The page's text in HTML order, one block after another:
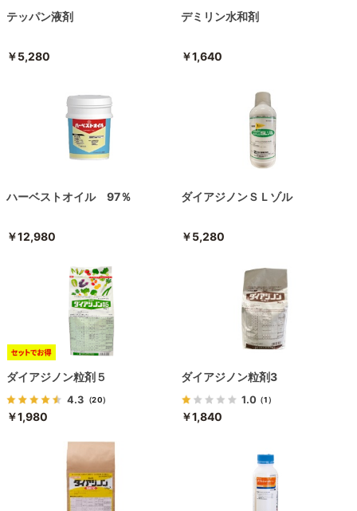
テッパン液剤
￥5,280
デミリン水和剤
￥1,640
ハーベストオイル 97％
￥12,980
ダイアジノンＳＬゾル
￥5,280
ダイアジノン粒剤５
4.3 （20）
￥1,980
ダイアジノン粒剤3
1.0（1）
￥1,840